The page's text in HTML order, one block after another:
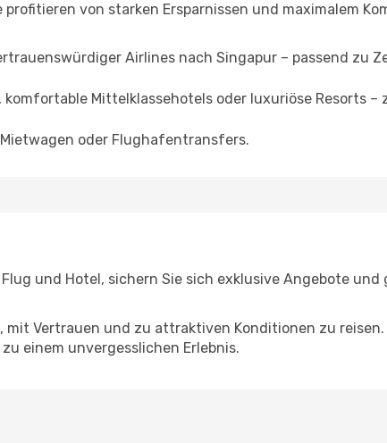
von starken Ersparnissen und maximalem
Airlines nach Singapur – passend zu
Mittelklassehotels oder luxuriöse Resorts –
oder Flughafentransfers.
und Hotel, sichern Sie sich exklusive Angebote und
Vertrauen und zu attraktiven Konditionen zu
einem unvergesslichen Erlebnis.